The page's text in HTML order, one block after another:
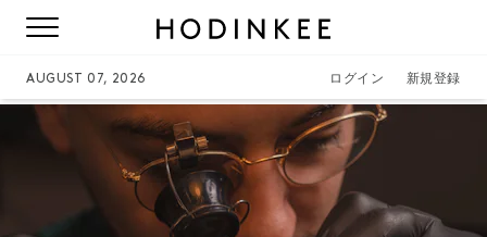
AUGUST 07, 2026 ログイン 新規登録